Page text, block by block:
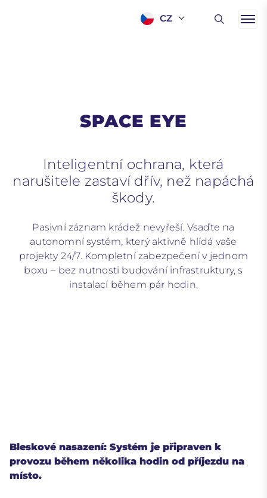
CZ
SPACE EYE
Inteligentní ochrana, která
narušitele zastaví dřív, než napáchá
škody.
Pasivní záznam krádež nevyřeší. Vsaďte na
autonomní systém, který aktivně hlídá vaše
projekty 24/7. Kompletní zabezpečení v jednom
boxu – bez nutnosti budování infrastruktury, s
instalací během pár hodin.
Bleskové nasazení: Systém je připraven k
provozu během několika hodin od příjezdu na
místo.